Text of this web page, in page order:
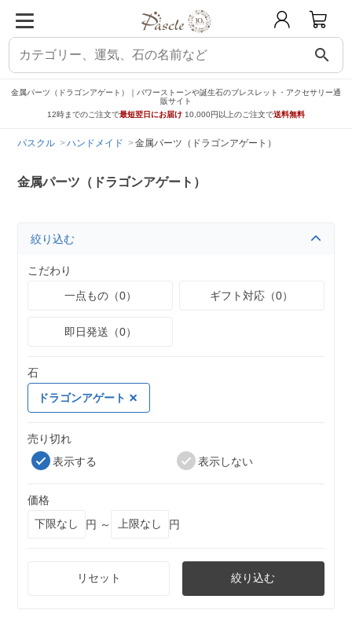
search
金属パーツ（ドラゴンアゲート）｜パワーストーンや誕生石のブレスレット・アクセサリー通
販サイト
12時までのご注文で最短翌日にお届け 10,000円以上のご注文で送料無料
パスクル ハンドメイド 金属パーツ（ドラゴンアゲート）
金属パーツ（ドラゴンアゲート）
絞り込む
こだわり
一点もの（0）
ギフト対応（0）
即日発送（0）
石
ドラゴンアゲート
売り切れ
表示する
表示しない
価格
円 ～
円
リセット 絞り込む